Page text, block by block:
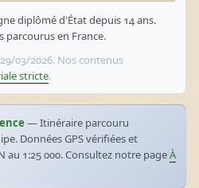
parcourus en France.
stricte.
— Itinéraire parcouru
Données GPS vérifiées et
au 1:25 000. Consultez notre pageÀ